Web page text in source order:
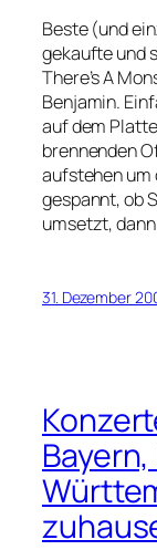
Beste (und
gekaufte und
There’s A
Benjamin.
auf dem
brennenden
aufstehen um
gespannt, ob
umsetzt,
31. Dezember